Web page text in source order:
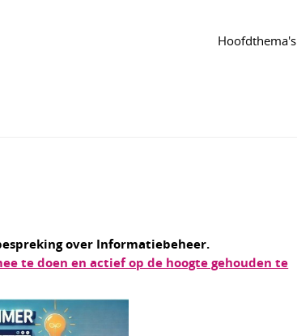
Hoofdthema's
over Informatiebeheer.
te doen en actief op de hoogte gehouden te